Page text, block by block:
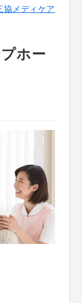
協メディケア
ホー